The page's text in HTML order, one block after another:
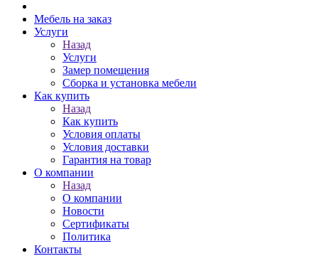
Мебель на заказ
Услуги
Назад
Услуги
Замер помещения
Сборка и установка мебели
Как купить
Назад
Как купить
Условия оплаты
Условия доставки
Гарантия на товар
О компании
Назад
О компании
Новости
Сертификаты
Политика
Контакты